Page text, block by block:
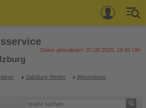
Leistungen
noch keinen
Account?
zur Registrierung
Daten aktualisiert: 07.08.2026, 18:45 Uhr
Salzburg-Wetter
Alpenpässe